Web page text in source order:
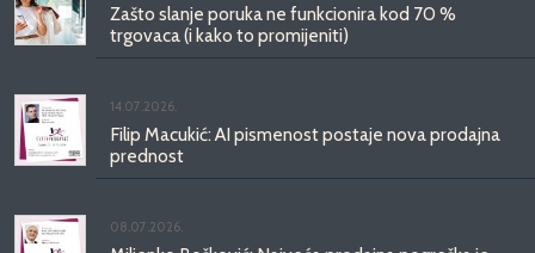
Zašto slanje poruka ne funkcionira kod 70 %
trgovaca (i kako to promijeniti)
14.07.2026.
Filip Macukić: AI pismenost postaje nova prodajna
prednost
08.07.2026.